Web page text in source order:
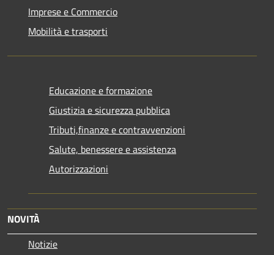
Imprese e Commercio
Mobilità e trasporti
Educazione e formazione
Giustizia e sicurezza pubblica
Tributi,finanze e contravvenzioni
Salute, benessere e assistenza
Autorizzazioni
NOVITÀ
Notizie